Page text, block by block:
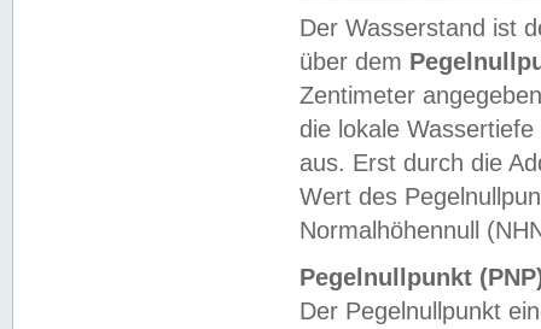
Der Wasserstand ist
über dem
Zentimeter
die lokale
aus. Erst durch die
Wert des
Normalhöhennull
Pegelnullpunkt
Der Pegelnullpunkt